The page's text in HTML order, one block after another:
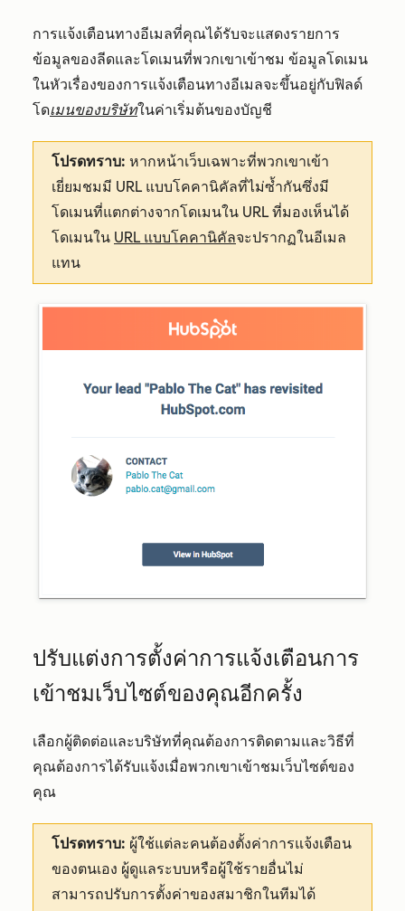
การแจ้งเตือนทางอีเมลที่คุณได้รับจะแสดงรายการ
ข้อมูลของลีดและโดเมนที่พวกเขาเข้าชม ข้อมูลโดเมน
ในหัวเรื่องของการแจ้งเตือนทางอีเมลจะขึ้นอยู่กับฟิลด์
โดเมนของบริษัทในค่าเริ่มต้นของบัญชี
โปรดทราบ: หากหน้าเว็บเฉพาะที่พวกเขาเข้า
เยี่ยมชมมี URL แบบโคคานิคัลที่ไม่ซ้ำกันซึ่งมี
โดเมนที่แตกต่างจากโดเมนใน URL ที่มองเห็นได้
โดเมนใน URL แบบโคคานิคัลจะปรากฏในอีเมล
แทน
ปรับแต่งการตั้งค่าการแจ้งเตือนการ
เข้าชมเว็บไซต์ของคุณอีกครั้ง
เลือกผู้ติดต่อและบริษัทที่คุณต้องการติดตามและวิธีที่
คุณต้องการได้รับแจ้งเมื่อพวกเขาเข้าชมเว็บไซต์ของ
คุณ
โปรดทราบ: ผู้ใช้แต่ละคนต้องตั้งค่าการแจ้งเตือน
ของตนเอง ผู้ดูแลระบบหรือผู้ใช้รายอื่นไม่
สามารถปรับการตั้งค่าของสมาชิกในทีมได้